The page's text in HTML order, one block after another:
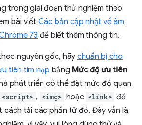
trong giai đoạn thử nghiệm theo
bài viết Các bản cập nhật về âm
73 để biết thêm thông tin.
nguyên gốc, hãy chuẩn bị cho
tiên tìm nạp bằng Mức độ ưu tiên
phát triển có thể đặt mức độ quan
<script> , <img> hoặc <link> để
cách tải các phần tử đó. Đây vẫn là